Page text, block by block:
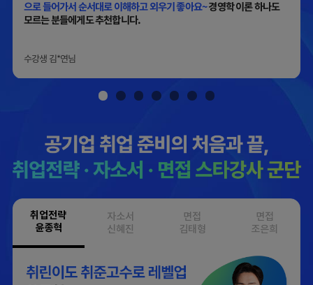
으로 들어가서 순서대로 이해하고 외우기 좋아요~경영학 이론 하나도
모르는 분들에게도 추천합니다.
수강생 김*연님
취업전략
윤종혁
자소서
신혜진
면접
김태형
면접
조은희